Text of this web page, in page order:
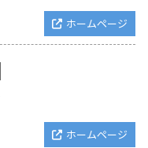
ホームページ
ホームページ